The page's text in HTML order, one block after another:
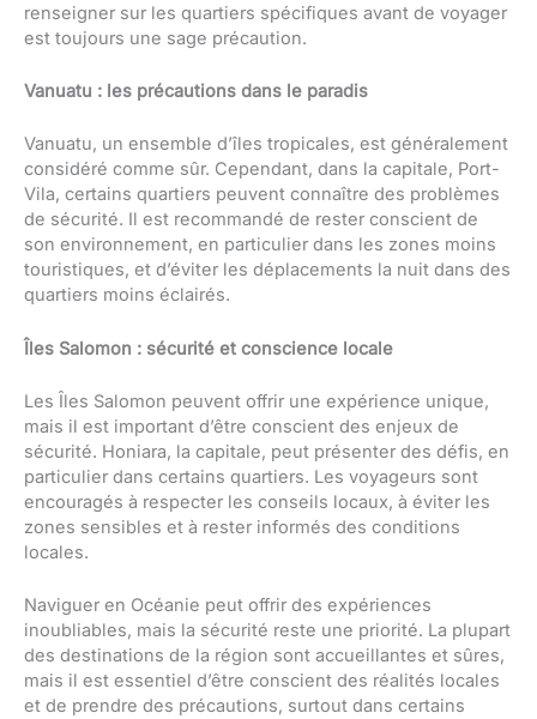
renseigner sur les quartiers spécifiques avant de voyager
est toujours une sage précaution.
Vanuatu : les précautions dans le paradis
Vanuatu, un ensemble d’îles tropicales, est généralement
considéré comme sûr. Cependant, dans la capitale, Port-
Vila, certains quartiers peuvent connaître des problèmes
de sécurité. Il est recommandé de rester conscient de
son environnement, en particulier dans les zones moins
touristiques, et d’éviter les déplacements la nuit dans des
quartiers moins éclairés.
Îles Salomon : sécurité et conscience locale
Les Îles Salomon peuvent offrir une expérience unique,
mais il est important d’être conscient des enjeux de
sécurité. Honiara, la capitale, peut présenter des défis, en
particulier dans certains quartiers. Les voyageurs sont
encouragés à respecter les conseils locaux, à éviter les
zones sensibles et à rester informés des conditions
locales.
Naviguer en Océanie peut offrir des expériences
inoubliables, mais la sécurité reste une priorité. La plupart
des destinations de la région sont accueillantes et sûres,
mais il est essentiel d’être conscient des réalités locales
et de prendre des précautions, surtout dans certains